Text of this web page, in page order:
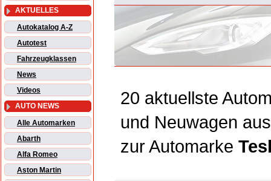
AKTUELLES
Autokatalog A-Z
Autotest
Fahrzeugklassen
News
Videos
AUTO NEWS
Alle Automarken
Abarth
Alfa Romeo
Aston Martin
20 aktuellste
und Neuwagen
zur Automarke